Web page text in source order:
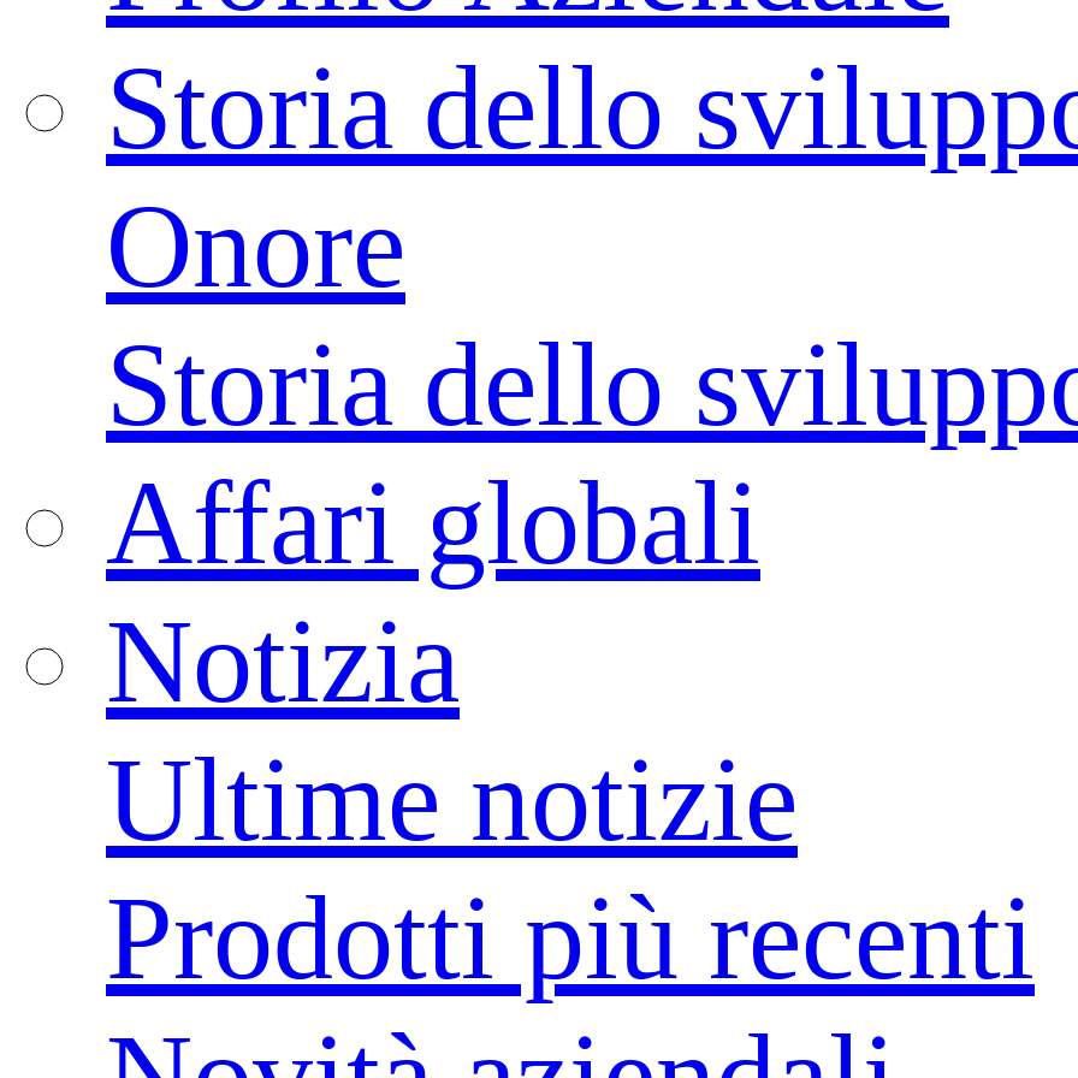
Storia dello
Onore
Storia dello
Affari globali
Notizia
Ultime notizie
Prodotti più recenti